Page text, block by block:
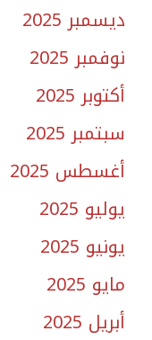
ديسمبر 2025
نوفمبر 2025
أكتوبر 2025
سبتمبر 2025
أغسطس 2025
يوليو 2025
يونيو 2025
مايو 2025
أبريل 2025